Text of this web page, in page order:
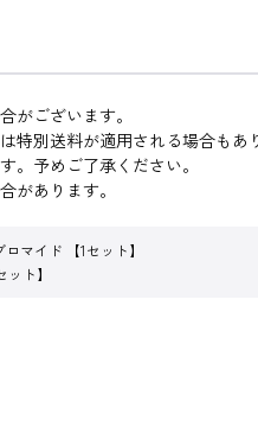
がございます。
別送料が適用される場合もあ
予めご了承ください。
があります。
マイド 【1セット】
ト】